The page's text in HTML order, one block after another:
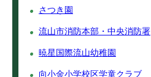
さつき園
流山市消防本部・中央消防署
暁星国際流山幼稚園
向小金小学校区学童クラブ